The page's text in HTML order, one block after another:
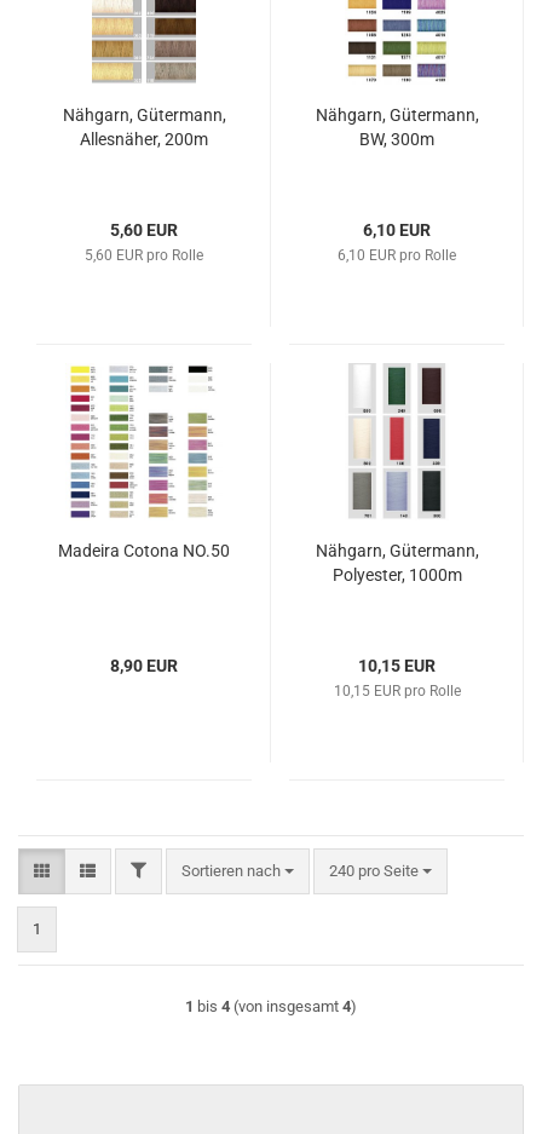
Nähgarn, Gütermann,
Allesnäher, 200m
5,60 EUR
5,60 EUR pro Rolle
Nähgarn, Gütermann,
BW, 300m
6,10 EUR
6,10 EUR pro Rolle
Madeira Cotona NO.50
8,90 EUR
Nähgarn, Gütermann,
Polyester, 1000m
10,15 EUR
10,15 EUR pro Rolle
FILTERSortieren nach
Sortieren nach 240 pro Seite
pro Seite
1
1 bis 4 (von insgesamt 4)